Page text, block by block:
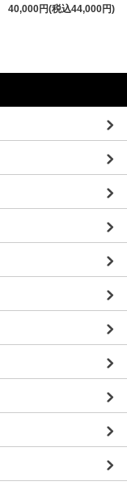
40,000円(税込44,000円)